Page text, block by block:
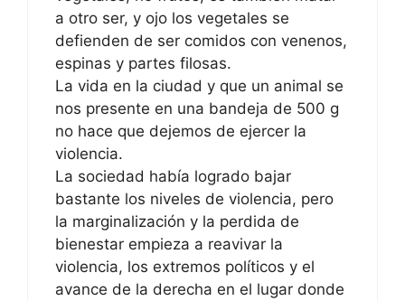
a otro ser, y ojo los vegetales se
defienden de ser comidos con venenos,
espinas y partes filosas.
La vida en la ciudad y que un animal se
nos presente en una bandeja de 500 g
no hace que dejemos de ejercer la
violencia.
La sociedad había logrado bajar
bastante los niveles de violencia, pero
la marginalización y la perdida de
bienestar empieza a reavivar la
violencia, los extremos políticos y el
avance de la derecha en el lugar donde